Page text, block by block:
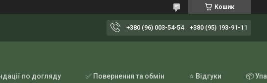
Кошик
+380 (96) 003-54-54 +380 (95) 193-91-11
по догляду ✅ Повернення та обмін ⭐ Відгуки 📦